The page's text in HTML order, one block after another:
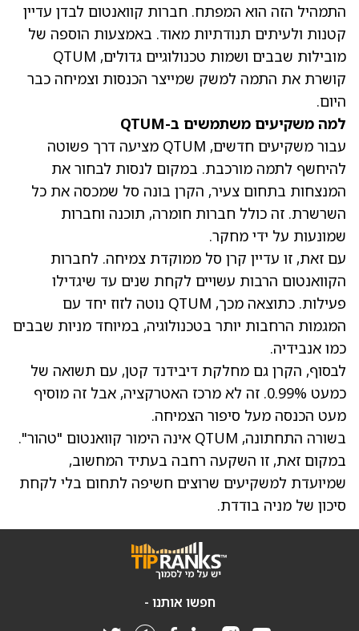
התמהיל הזה הוא המפתח. חברות קוואנטום לבדן עדיין
קטנות ולעיתים תנודתיות מאוד. באמצעות הוספה של
מובילות שבבים ושמות טכנולוגיים גדולים, QTUM
קושרת את התמה למשק שמייצר הכנסות וצמיחה כבר
היום.
למה משקיעים משתמשים ב-QTUM
עבור משקיעים חדשים, QTUM מציעה דרך פשוטה
להיחשף לתמה מורכבת. במקום לנסות לבחור את
המנצחות בתחום צעיר, הקרן בונה סל שמכסה את כל
השרשרת. זה כולל חברות חומרה, תוכנה וחברות
שמונעות על ידי מחקר.
עם זאת, זו עדיין קרן סל ממוקדת צמיחה. לחברות
הקוואנטום הרבות עשויים לקחת שנים עד שיגדילו
פעילות. כתוצאה מכך, QTUM נוטה לזוז יחד עם
המגמות הרחבות יותר בטכנולוגיה, במיוחד מניות שבבים
כמו אנבידיה.
לבסוף, הקרן גם מחלקת דיבידנד קטן, עם תשואה של
כמעט 0.99%. זה לא מרכז האטרקציה, אבל זה מוסיף
מעט הכנסה מעל סיפור הצמיחה.
בשורה התחתונה, QTUM אינה הימור קוואנטום "טהור".
במקום זאת, זו השקעה רחבה בעתיד המחשוב,
שמיועדת למשקיעים שרוצים חשיפה לתחום בלי לקחת
סיכון של מניה בודדת.
חפשו אותנו -